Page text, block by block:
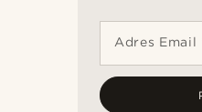
Adres Email